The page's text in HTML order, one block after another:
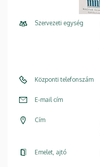
Szervezeti egység
Központi telefonszám
E-mail cím
Cím
Emelet, ajtó